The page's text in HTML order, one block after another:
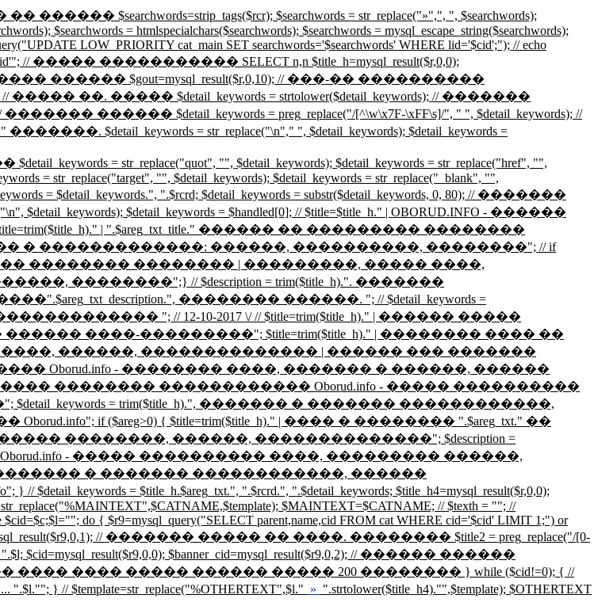
$searchwords = str_replace("»",", ", $searchwords);
$searchwords = htmlspecialchars($searchwords); $searchwords = mysql_escape_string($searchwords);
LOW_PRIORITY cat_main SET searchwords='$searchwords' WHERE lid='$cid';"); // echo
lid='$cid'"; // ����� ����������� SELECT n,n $title_h=mysql_result($r,0,0);
������ $gout=mysql_result($r,0,10); // ���-�� ����������
// ����� ��. ����� $detail_keywords = strtolower($detail_keywords); // �������
������ $detail_keywords = preg_replace("/[^\w\x7F-\xFF\s]/", " ", $detail_keywords); //
= str_replace("\n"," ", $detail_keywords); $detail_keywords =
= str_replace("quot", "", $detail_keywords); $detail_keywords = str_replace("href", "",
= str_replace("target", "", $detail_keywords); $detail_keywords = str_replace("_blank", "",
= $detail_keywords.", ".$rcrd; $detail_keywords = substr($detail_keywords, 0, 80); // �������
$detail_keywords); $detail_keywords = $handled[0]; // $title=$title_h." | OBORUD.INFO - ������
// $title=trim($title_h)." | ".$areg_txt_title." ������ �� ��������� ��������
� �������������: ������, ����������, ��������"; // if
��������� �������� �������� | ���������, ����� ����,
// $description = trim($title_h).". �������
�������� ������. "; // $detail_keywords =
"; // 12-10-2017 \/ // $title=trim($title_h)." | ������ �����
����-���������"; $title=trim($title_h)." | �������� ���� ��
������, �������������� | ������ ��� �������
�������� Oborud.info - �������� ����, ������� � ������, ������
�������� ������������ Oborud.info - ����� ����������
= trim($title_h).", ������� � ������� ������������,
if ($areg>0) { $title=trim($title_h)." | ���� � �������� ".$areg_txt." ��
��������, ������, ��������������"; $description =
Oborud.info - ����� ���������� ����, ��������� ������,
������� � ������� ������������, ������
= $title_h.$areg_txt.", ".$rcrd.", ".$detail_keywords; $title_h4=mysql_result($r,0,0);
$MAINTEXT=$CATNAME; // $texth = ""; //
do { $r9=mysql_query("SELECT parent,name,cid FROM cat WHERE cid='$cid' LIMIT 1;") or
$title2=mysql_result($r9,0,1); // ������� ����� �� ����. �������� $title2 = preg_replace("/[0-
".$l; $cid=mysql_result($r9,0,0); $banner_cid=mysql_result($r9,0,2); // ������ ������
���� ����� ������ ����� 200 �������� } while ($cid!=0); { //
".$l.""; } // $template=str_replace("%OTHERTEXT",$l." » ".strtolower($title_h4)."",$template); $OTHERTEXT